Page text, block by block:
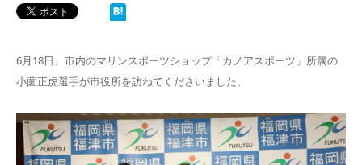
6月18日、市内のマリンスポーツショップ「カノアスポーツ」所属の
小薗正虎選手が市役所を訪ねてくださいました。